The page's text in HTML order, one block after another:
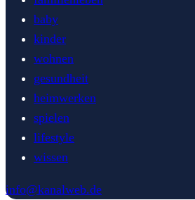
baby
kinder
wohnen
gesundheit
heimwerken
spielen
lifestyle
wissen
info@kanalweb.de